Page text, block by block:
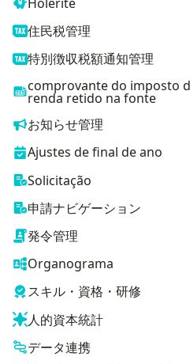
住民税管理
特別徴収税額通知管理
comprovante do imposto
renda retido na fonte
お知らせ管理
Ajustes de final de ano
Solicitação
申請ナビゲーション
発令管理
Organograma
スキル・資格・研修
人的資本統計
データ連携